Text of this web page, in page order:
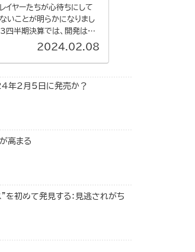
イヤーたちが心待ちにして
いことが明らかになりまし
半期決算では、開発は継
2024.02.08
年2月5日に発売か？
高まる
を初めて発見する：見逃されがち